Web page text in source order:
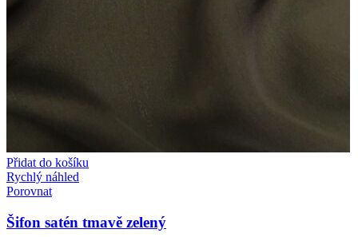
Přidat do košíku
Rychlý náhled
Porovnat
Šifon satén tmavě zelený